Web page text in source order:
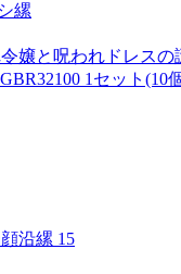
縲
嬢と呪われドレスの
1セット(10
沿縲 15